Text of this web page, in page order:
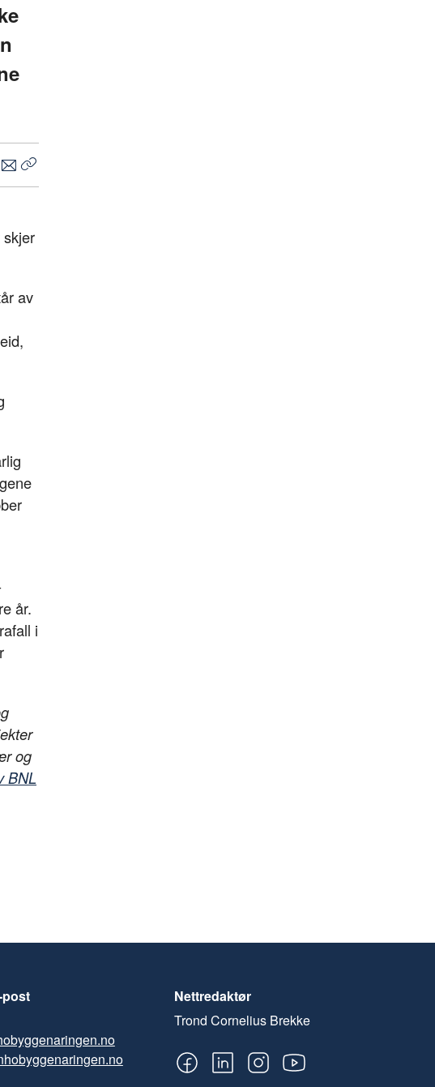
E
Kopier
av
år.
i
og
BNL
post
Nettredaktør
Trond Cornelius Brekke